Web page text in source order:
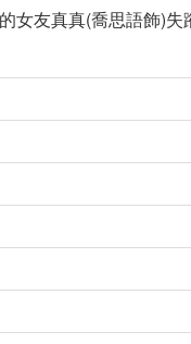
女友真真(喬思語飾)